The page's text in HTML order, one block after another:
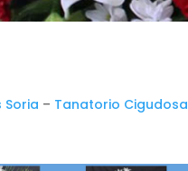
– Tanatorio Cigudosa